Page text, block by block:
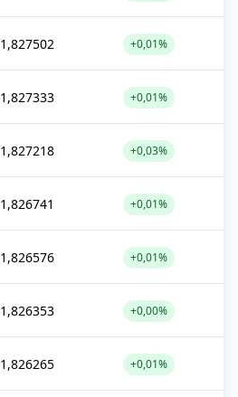
1,827502 +0,01%
1,827333 +0,01%
1,827218 +0,03%
1,826741 +0,01%
1,826576 +0,01%
1,826353 +0,00%
1,826265 +0,01%